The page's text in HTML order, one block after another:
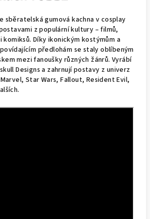
sběratelská gumová kachna v cosplay
z populární kultury – filmů,
Díky ikonickým kostýmům a
předlohám se staly oblíbeným
mezi fanoušky různých žánrů. Vyrábí
Designs a zahrnují postavy z univerz
Star Wars, Fallout, Resident Evil,